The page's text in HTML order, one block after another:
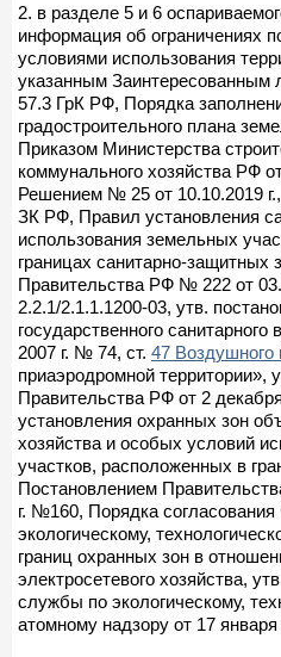
2. в разделе 5 и 6
информация об ограничениях
условиями использования
указанным Заинтересованным
57.3 ГрК РФ, Порядка
градостроительного плана
Приказом Министерства
коммунального хозяйства РФ
Решением № 25 от 10.10.2019 г.,
ЗК РФ, Правил установления
использования земельных
границах санитарно-защитных
Правительства РФ № 222 от
2.2.1/2.1.1.1200-03, утв.
государственного
2007 г. № 74, ст. 47 Воздушного
приаэродромной территории»,
Правительства РФ от 2
установления охранных зон
хозяйства и особых условий
участков, расположенных в
Постановлением
г. №160, Порядка
экологическому,
границ охранных зон в
электросетевого хозяйства,
службы по экологическому,
атомному надзору от 17